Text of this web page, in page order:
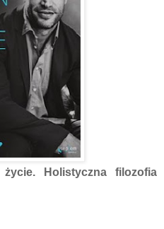
Holistyczna filozofia